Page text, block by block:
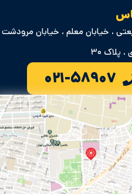
، خیابان معلم ، خیابان مرودشت
پلاک ۳۰
۰۲۱-۵۸۹۰۷